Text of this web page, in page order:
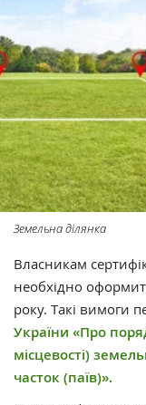
Земельна ділянка
Власникам
необхідно
року. Такі вимоги
України «Про
місцевості)
часток (паїв)».